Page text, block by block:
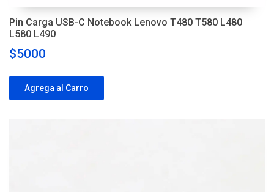
Pin Carga USB-C Notebook Lenovo T480 T580 L480
L580 L490
$5000
Agrega al Carro